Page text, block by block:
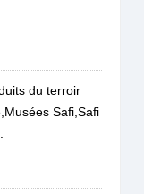
du terroir
Safi,Safi